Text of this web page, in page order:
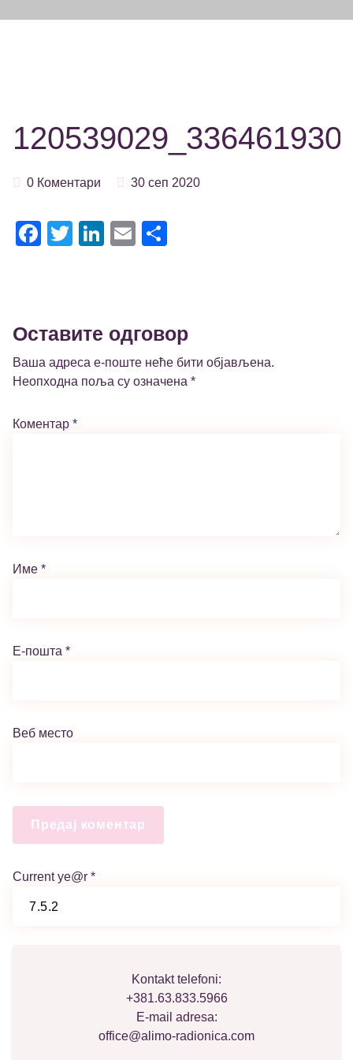
0 Коментари 30 сеп 2020
Facebook
TwitterLinkedIn
Email
Оставите одговор
Ваша адреса е-поште неће бити објављена.
Неопходна поља су означена *
Коментар *
Име *
Е-пошта *
Веб место
Current ye@r *
Kontakt telefoni:
+381.63.833.5966
E-mail adresa:
office@alimo-radionica.com